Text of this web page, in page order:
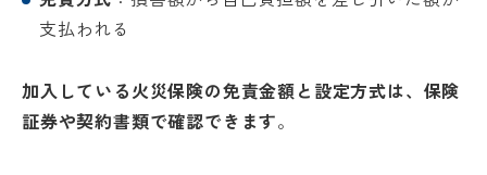
ムメニュ
キッチン 施工事例
グボック
ス
予
支払われる
加入している火災保険の免責金額と設定方式は、保険
証券や契約書類で確認できます。